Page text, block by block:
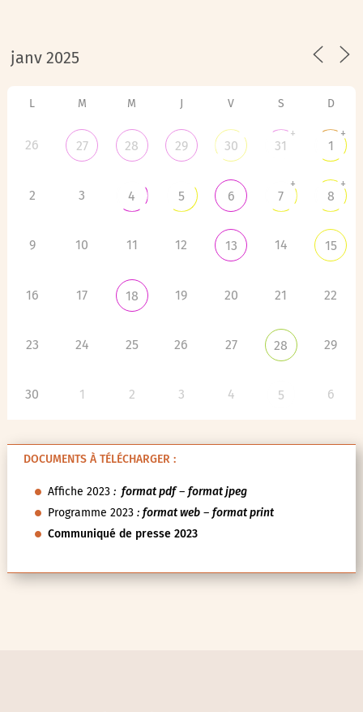
L M M J V S D
26 27 28 29 30 31
+
1
+
2 3 4 5 6 7
+
8
+
9 10 11 12 13 14 15
16 17 18 19 20 21 22
23 24 25 26 27 28 29
30 1 2 3 4 5 6
DOCUMENTS À TÉLÉCHARGER :
Affiche 2023: format pdf– format jpeg
Programme 2023 : format web– format print
Communiqué de presse 2023